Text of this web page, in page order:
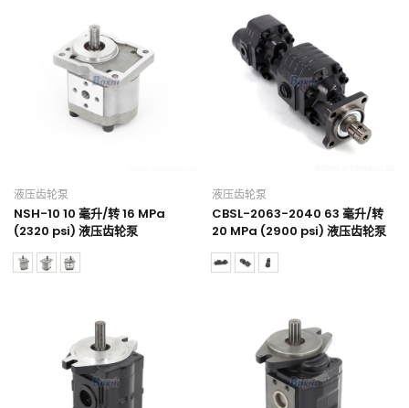
液压齿轮泵
NSH-10 10 毫升/转 16 MPa
(2320 psi) 液压齿轮泵
液压齿轮泵
CBSL-2063-2040 63 毫升/转
20 MPa (2900 psi) 液压齿轮泵